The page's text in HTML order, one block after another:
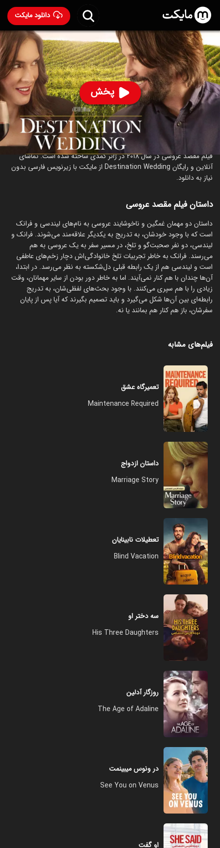
دانلود مایکت
پخش
فیلم مقصد عروسی- Destination Wedding 2018
۱۱۶ 61% ۶.۰
ساخت آمریکا سال 2018
رده سنی ۱۸+
کمدی
درام عاشقانه
درباره فیلم مقصد عروسی
فیلم مقصد عروسی در سال 2018 در ژانر کمدی ساخته شده است. تماشای
آنلاین و رایگان Destination Wedding از مایکت با زیرنویس فارسی بدون
نیاز به دانلود.
داستان فیلم مقصد عروسی
داستان دو مهمان غمگین و ناخوشایند عروسی به نام‌های لیندسی و فرانک
است که با وجود خودشان، به تدریج به یکدیگر علاقه‌مند می‌شوند. فرانک و
لیندسی، دو نفر صحبت‌گو و تلخ، در مسیر سفر به یک عروسی به هم
می‌رسند. فرانک به خاطر تجربیات تلخ خانوادگی‌اش دچار زخم‌های عاطفی
است و لیندسی هم از یک رابطه قبلی دل‌شکسته به نظر می‌رسد. در ابتدا،
آن‌ها چندان با هم کنار نمی‌آیند. اما به خاطر دور بودن از سایر مهمانان، وقت
زیادی را با هم سپری می‌کنند. با وجود بحث‌های لفظی‌شان، به تدریج
رابطه‌ای بین آن‌ها شکل می‌گیرد و باید تصمیم بگیرند که آیا پس از پایان
سفرشان، باز هم کنار هم بمانند یا نه.
فیلم‌های مشابه
تعمیرگاه عشق
Maintenance Required
داستان ازدواج
Marriage Story
تعطیلات نابینایان
Blind Vacation
سه دختر او
His Three Daughters
روزگار آدلین
The Age of Adaline
در ونوس میبینمت
See You on Venus
او گفت